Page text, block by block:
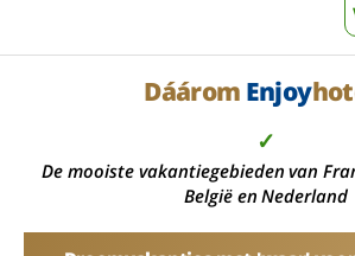
Dáárom Enjoy
✓
De mooiste vakantiegebieden van
België en Nederland